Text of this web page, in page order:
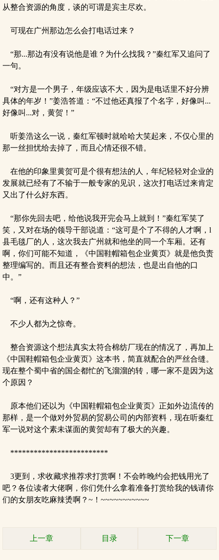
从整合资源的角度，谈的可谓是宾主尽欢。
可现在广州那边怎么会打电话过来？
“那...那边有没有说他是谁？为什么找我？”秦红军又追问了
一句。
“对方是一个男子，年级应该不大，因为是电话里不好分辨
具体的年岁！”姜浩答道：“不过他还真报了个名字，好像叫...
好像叫...对，黄贺！”
听姜浩这么一说，秦红军顿时就哈哈大笑起来，不仅心里的
那一丝担忧给去掉了，而且心情还很不错。
在他的印象里黄贺可是个很有想法的人，年纪轻轻对企业的
发展就已经有了不输于一般专家的见识，这次打电话过来肯定
又出了什么好东西。
“那你先回去吧，给他说我开完会马上就到！”秦红军笑了
笑，又对在场的领导干部说道：“这可是个了不得的人才啊，l
县毛毯厂的人，这次我去广州就和他坐的同一个车厢。还有
啊，你们可能不知道，《中国鞋帽箱包企业黄页》就是他负责
整理编写的。而且还有整合资料的想法，也是出自他的口
中。”
“啊，还有这种人？”
不少人都为之惊奇。
整合资源这个想法真实太符合棉纺厂现在的情况了，再加上
《中国鞋帽箱包企业黄页》这本书，简直就配合的严丝合缝。
现在整个蜀中省的国企都忙的飞溜溜的转，哪一家不是因为这
个原因？
原本他们还以为《中国鞋帽箱包企业黄页》正如外边流传的
那样，是一个做对外贸易的贸易公司的内部资料，现在听秦红
军一说对这个素未谋面的黄贺却有了极大的兴趣。
*************************
3更到，求收藏求推荐求打赏啊！不会昨晚约会把钱用光了
吧？各位读者大佬啊，你们凭什么拿着准备打赏给我的钱请你
们的女朋友吃麻辣烫啊？~！~~~~~~~~~~~
上一章 目录 下一章